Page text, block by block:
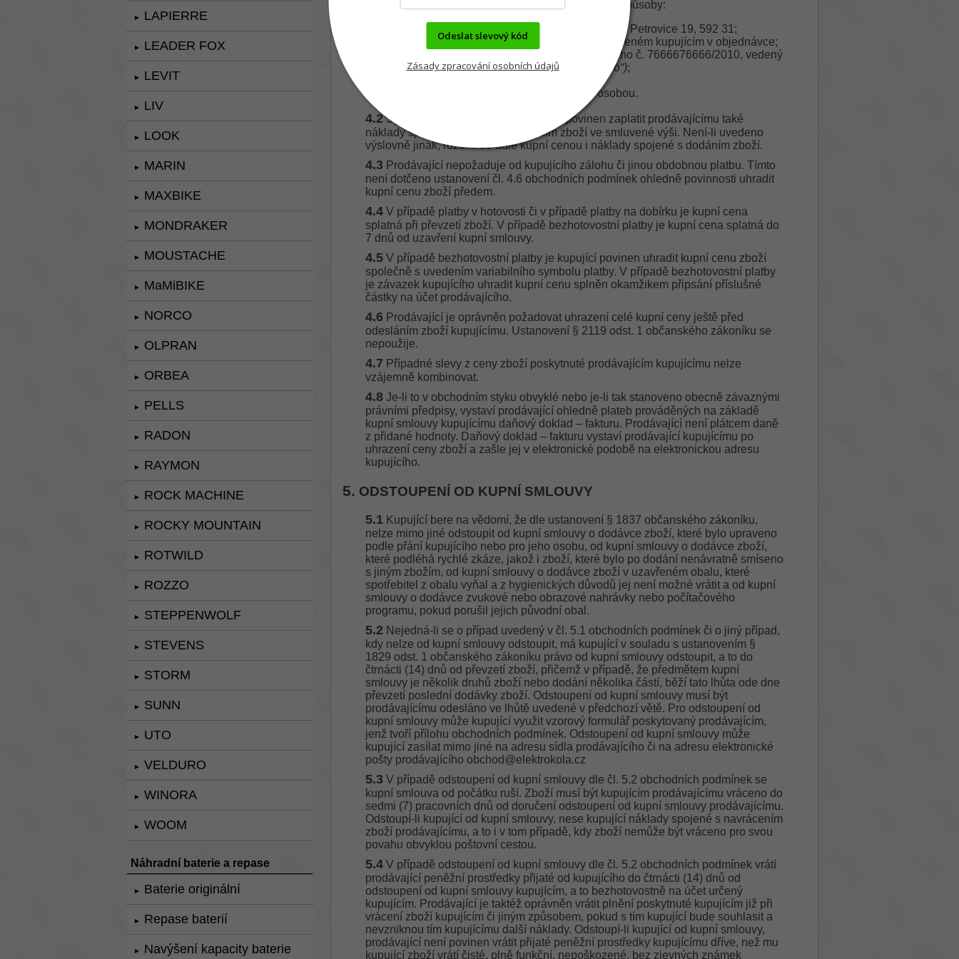
► LAPIERRE
► LEADER FOX
► LEVIT
► LIV
► LOOK
► MARIN
► MAXBIKE
► MONDRAKER
► MOUSTACHE
► MaMiBIKE
► NORCO
► OLPRAN
► ORBEA
► PELLS
► RADON
► RAYMON
► ROCK MACHINE
► ROCKY MOUNTAIN
► ROTWILD
► ROZZO
► STEPPENWOLF
► STEVENS
► STORM
► SUNN
► UTO
► VELDURO
► WINORA
► WOOM
Náhradní baterie a repase
► Baterie originální
► Repase baterií
► Navýšení kapacity baterie
může kupující uhradit prodávajícímu následujícími způsoby:
v hotovosti v prodejně Nové Město na Moravě, Petrovice 19, 592 31;
v hotovosti nebo kartou na dobírku v místě určeném kupujícím v objednávce;
bezhotovostně převodem na účet prodávajícího č. 7666676666/2010, vedený
u Fio banky a.s.(dále jen „účet prodávajícího“);
prostřednictvím úvěru poskytnutého třetí osobou.
4.2Společně s kupní cenou je kupující povinen zaplatit prodávajícímu také
náklady spojené s balením a dodáním zboží ve smluvené výši. Není-li uvedeno
výslovně jinak, rozumí se dále kupní cenou i náklady spojené s dodáním zboží.
4.3 Prodávající nepožaduje od kupujícího zálohu či jinou obdobnou platbu. Tímto
není dotčeno ustanovení čl. 4.6 obchodních podmínek ohledně povinnosti uhradit
kupní cenu zboží předem.
4.4 V případě platby v hotovosti či v případě platby na dobírku je kupní cena
splatná při převzetí zboží. V případě bezhotovostní platby je kupní cena splatná do
7 dnů od uzavření kupní smlouvy.
4.5 V případě bezhotovostní platby je kupující povinen uhradit kupní cenu zboží
společně s uvedením variabilního symbolu platby. V případě bezhotovostní platby
je závazek kupujícího uhradit kupní cenu splněn okamžikem připsání příslušné
částky na účet prodávajícího.
4.6 Prodávající je oprávněn požadovat uhrazení celé kupní ceny ještě před
odesláním zboží kupujícímu. Ustanovení § 2119 odst. 1 občanského zákoníku se
nepoužije.
4.7 Případné slevy z ceny zboží poskytnuté prodávajícím kupujícímu nelze
vzájemně kombinovat.
4.8 Je-li to v obchodním styku obvyklé nebo je-li tak stanoveno obecně závaznými
právními předpisy, vystaví prodávající ohledně plateb prováděných na základě
kupní smlouvy kupujícímu daňový doklad – fakturu. Prodávající není plátcem daně
z přidané hodnoty. Daňový doklad – fakturu vystaví prodávající kupujícímu po
uhrazení ceny zboží a zašle jej v elektronické podobě na elektronickou adresu
kupujícího.
5. ODSTOUPENÍ OD KUPNÍ SMLOUVY
5.1 Kupující bere na vědomí, že dle ustanovení § 1837 občanského zákoníku,
nelze mimo jiné odstoupit od kupní smlouvy o dodávce zboží, které bylo upraveno
podle přání kupujícího nebo pro jeho osobu, od kupní smlouvy o dodávce zboží,
které podléhá rychlé zkáze, jakož i zboží, které bylo po dodání nenávratně smíseno
s jiným zbožím, od kupní smlouvy o dodávce zboží v uzavřeném obalu, které
spotřebitel z obalu vyňal a z hygienických důvodů jej není možné vrátit a od kupní
smlouvy o dodávce zvukové nebo obrazové nahrávky nebo počítačového
programu, pokud porušil jejich původní obal.
5.2 Nejedná-li se o případ uvedený v čl. 5.1 obchodních podmínek či o jiný případ,
kdy nelze od kupní smlouvy odstoupit, má kupující v souladu s ustanovením §
1829 odst. 1 občanského zákoníku právo od kupní smlouvy odstoupit, a to do
čtrnácti (14) dnů od převzetí zboží, přičemž v případě, že předmětem kupní
smlouvy je několik druhů zboží nebo dodání několika částí, běží tato lhůta ode dne
převzetí poslední dodávky zboží. Odstoupení od kupní smlouvy musí být
prodávajícímu odesláno ve lhůtě uvedené v předchozí větě. Pro odstoupení od
kupní smlouvy může kupující využit vzorový formulář poskytovaný prodávajícím,
jenž tvoří přílohu obchodních podmínek. Odstoupení od kupní smlouvy může
kupující zasílat mimo jiné na adresu sídla prodávajícího či na adresu elektronické
pošty prodávajícího obchod@elektrokola.cz
5.3 V případě odstoupení od kupní smlouvy dle čl. 5.2 obchodních podmínek se
kupní smlouva od počátku ruší. Zboží musí být kupujícím prodávajícímu vráceno do
sedmi (7) pracovních dnů od doručení odstoupení od kupní smlouvy prodávajícímu.
Odstoupí-li kupující od kupní smlouvy, nese kupující náklady spojené s navrácením
zboží prodávajícímu, a to i v tom případě, kdy zboží nemůže být vráceno pro svou
povahu obvyklou poštovní cestou.
5.4 V případě odstoupení od kupní smlouvy dle čl. 5.2 obchodních podmínek vrátí
prodávající peněžní prostředky přijaté od kupujícího do čtrnácti (14) dnů od
odstoupení od kupní smlouvy kupujícím, a to bezhotovostně na účet určený
kupujícím. Prodávající je taktéž oprávněn vrátit plnění poskytnuté kupujícím již při
vrácení zboží kupujícím či jiným způsobem, pokud s tím kupující bude souhlasit a
nevzniknou tím kupujícímu další náklady. Odstoupí-li kupující od kupní smlouvy,
prodávající není povinen vrátit přijaté peněžní prostředky kupujícímu dříve, než mu
kupující zboží vrátí čisté, plně funkční, nepoškozené, bez zjevných známek
Odeslat slevový kód
Zásady zpracování osobních údajů